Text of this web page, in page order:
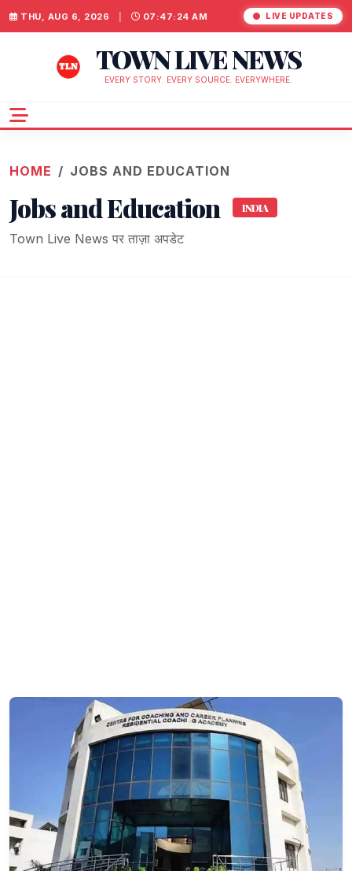
THU, AUG 6, 2026 07:47:24 AM LIVE UPDATES
TOWN LIVE NEWS
EVERY STORY. EVERY SOURCE. EVERYWHERE.
HOME JOBS AND EDUCATION
Jobs and Education INDIA
Town Live News पर ताज़ा अपडेट